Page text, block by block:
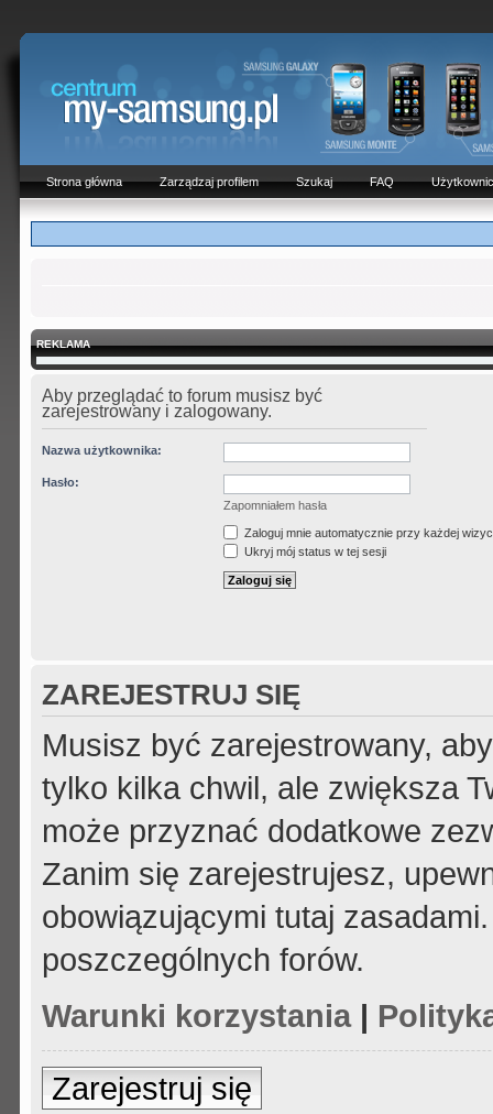
Strona główna Zarządzaj profilem Szukaj FAQ
REKLAMA
Aby przeglądać to forum musisz być
zarejestrowany i zalogowany.
Nazwa użytkownika:
Hasło:
Zapomniałem hasła
Zaloguj mnie automatycznie przy każdej
Ukryj mój status w tej sesji
ZAREJESTRUJ SIĘ
Musisz być zarejestrowany,
tylko kilka chwil, ale zwiększa
może przyznać dodatkowe
Zanim się zarejestrujesz,
obowiązującymi tutaj
poszczególnych forów.
Warunki korzystania|
Zarejestruj się